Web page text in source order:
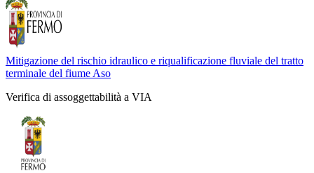
Mitigazione del rischio idraulico e riqualificazione fluviale del tratto
terminale del fiume Aso
Verifica di assoggettabilità a VIA